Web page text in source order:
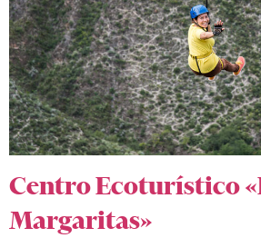
Centro Ecoturístico
Margaritas»